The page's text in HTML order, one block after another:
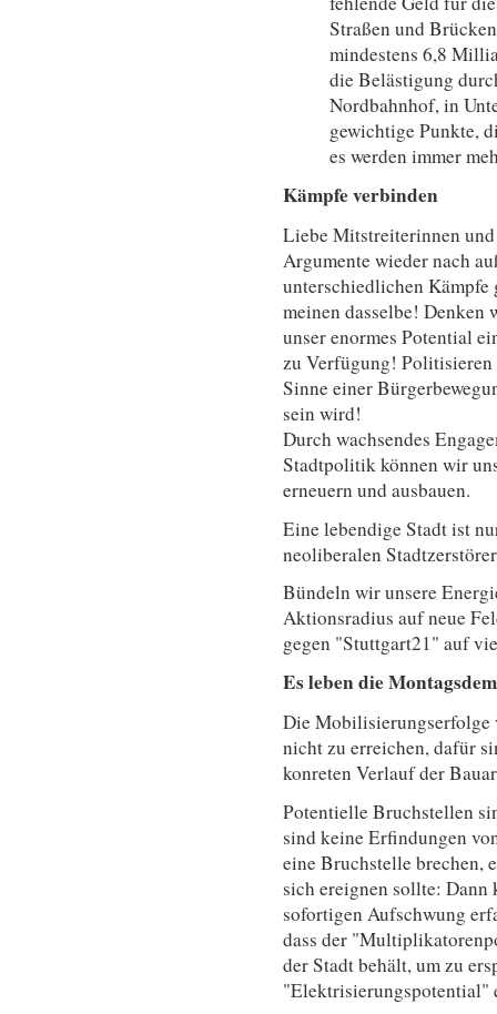
Straßen und
mindestens 6,8
die Belästigung
Nordbahnhof, in
gewichtige Punkte,
es werden immer
Kämpfe verbinden
Liebe Mitstreiterinnen
Argumente wieder nach
unterschiedlichen Kämpfe
meinen dasselbe! Denken
unser enormes Potential
zu Verfügung!
Sinne einer
sein wird!
Durch wachsendes
Stadtpolitik können wir
erneuern und ausbauen.
Eine lebendige Stadt ist
neoliberalen
Bündeln wir unsere
Aktionsradius auf neue
gegen "Stuttgart21" auf
Es leben die
Die Mobilisierungserfolge
nicht zu erreichen, dafür
konreten Verlauf der
Potentielle Bruchstellen
sind keine Erfindungen
eine Bruchstelle brechen,
sich ereignen sollte: Dann
sofortigen Aufschwung
dass der
der Stadt behält, um zu
"Elektrisierungspotential"